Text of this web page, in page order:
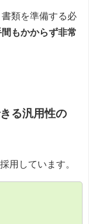
類を準備する必
もかからず非常
る汎用性の
用しています。